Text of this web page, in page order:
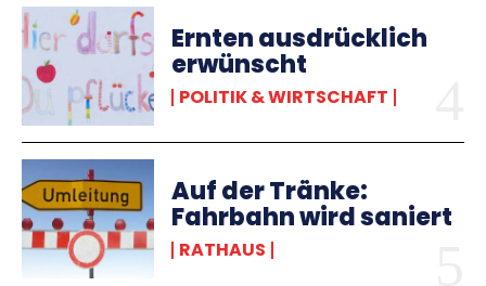
Ernten ausdrücklich
erwünscht
POLITIK & WIRTSCHAFT
Auf der Tränke:
Fahrbahn wird saniert
RATHAUS